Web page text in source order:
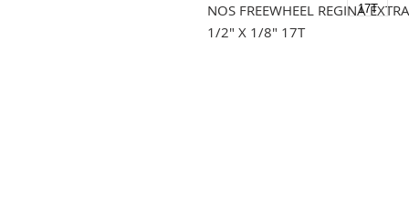
NOS FREEWHEEL REGINA EXTRA
1/2" X 1/8" 17T